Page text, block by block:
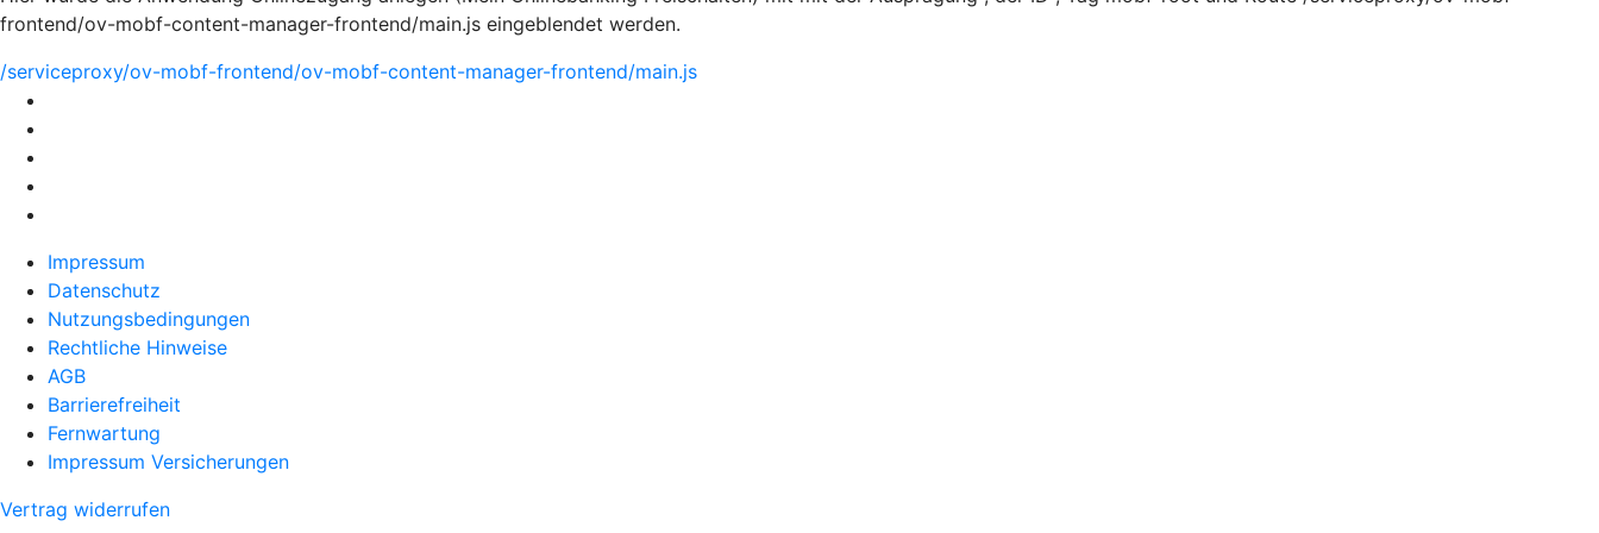
frontend/ov-mobf-content-manager-frontend/main.js eingeblendet werden.
/serviceproxy/ov-mobf-frontend/ov-mobf-content-manager-frontend/main.js
Impressum
Datenschutz
Nutzungsbedingungen
Rechtliche Hinweise
AGB
Barrierefreiheit
Fernwartung
Impressum Versicherungen
Vertrag widerrufen